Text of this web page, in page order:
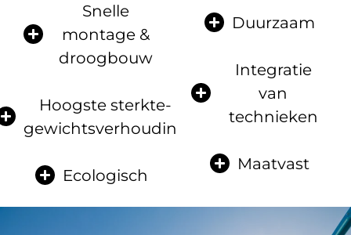
Snelle
montage &
droogbouw
Hoogste sterkte-
gewichtsverhouding
Ecologisch
Duurzaam
Integratie
van
technieken
Maatvast